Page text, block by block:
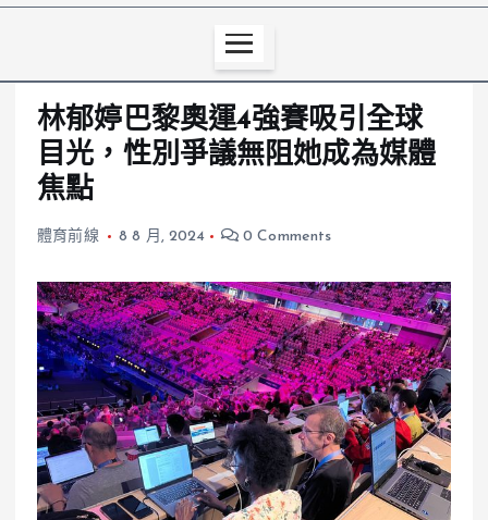
林郁婷巴黎奧運4強賽吸引全球
目光，性別爭議無阻她成為媒體
焦點
體育前線 8 8 月, 2024 0 Comments